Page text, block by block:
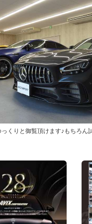
くりと御覧頂けます♪もちろん